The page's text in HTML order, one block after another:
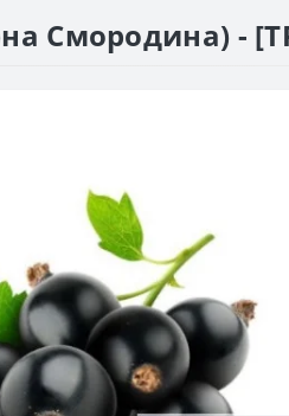
Смородина) -